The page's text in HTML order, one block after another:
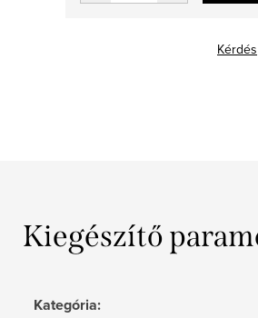
Kérdés
Kiegészítő
Kategória: